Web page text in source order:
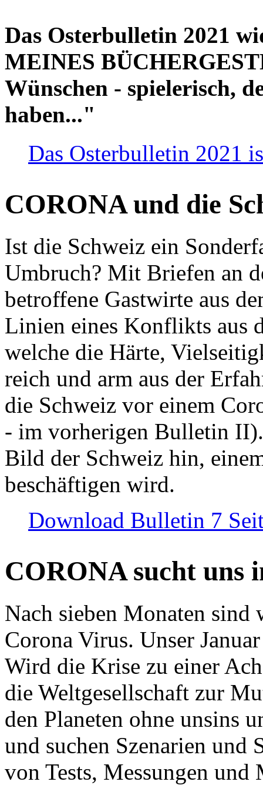
Das Osterbulletin 2021
MEINES
Wünschen - spielerisch,
haben..."
Das Osterbulletin 2021
CORONA und die
Ist die Schweiz ein
Umbruch? Mit Briefen an
betroffene Gastwirte aus
Linien eines Konflikts aus
welche die Härte,
reich und arm aus der
die Schweiz vor einem
- im vorherigen Bulletin
Bild der Schweiz hin,
beschäftigen wird.
Download Bulletin 7
CORONA sucht uns
Nach sieben Monaten
Corona Virus. Unser
Wird die Krise zu einer
die Weltgesellschaft zur
den Planeten ohne unsins
und suchen Szenarien und
von Tests, Messungen und